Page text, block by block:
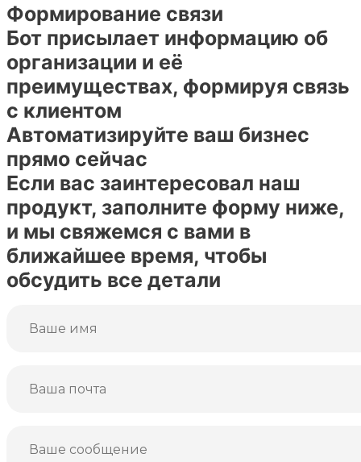
Формирование связи
Бот присылает информацию об
организации и её
преимуществах, формируя связь
с клиентом
Автоматизируйте ваш бизнес
прямо сейчас
Если вас заинтересовал наш
продукт, заполните форму ниже,
и мы свяжемся с вами в
ближайшее время, чтобы
обсудить все детали